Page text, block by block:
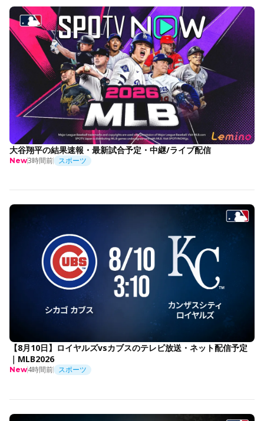
大谷翔平の結果速報・最新試合予定・中継/ライブ配信
New3時間前 スポーツ
【8月10日】ロイヤルズvsカブスのテレビ放送・ネット配信予定
｜MLB2026
New4時間前 スポーツ